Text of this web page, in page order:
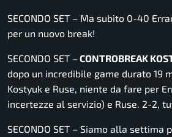
SECONDO SET – Ma subito 0-40
per un nuovo break!
SECONDO SET –CONTROBREAK
dopo un incredibile game durato 19
Kostyuk e Ruse, niente da fare per
incertezze al servizio) e Ruse. 2-2,
SECONDO SET – Siamo alla settima